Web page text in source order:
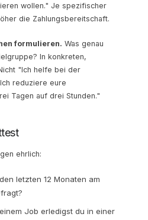
wollen." Je spezifischer
die Zahlungsbereitschaft.
formulieren. Was genau
In konkreten,
"Ich helfe bei der
reduziere eure
Tagen auf drei Stunden."
ehrlich:
letzten 12 Monaten am
Job erledigst du in einer